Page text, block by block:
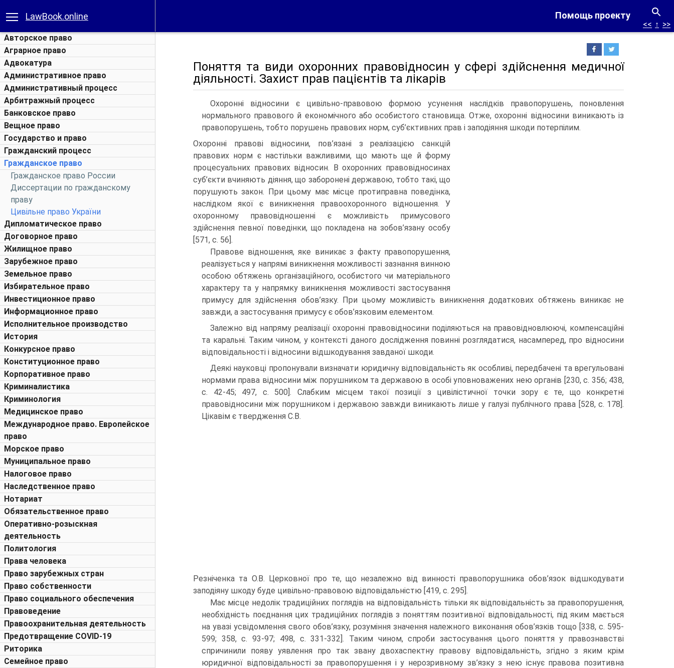
Помощь проекту
LawBook.online
Авторское право
Аграрное право
Адвокатура
Административное право
Административный процесс
Арбитражный процесс
Банковское право
Вещное право
Государство и право
Гражданский процесс
Гражданское право
Гражданское право России
Диссертации по гражданскому
праву
Цивільне право України
Дипломатическое право
Договорное право
Жилищное право
Зарубежное право
Земельное право
Избирательное право
Инвестиционное право
Информационное право
Исполнительное производство
История
Конкурсное право
Конституционное право
Корпоративное право
Криминалистика
Криминология
Медицинское право
Международное право. Европейское
право
Морское право
Муниципальное право
Налоговое право
Наследственное право
Нотариат
Обязательственное право
Оперативно-розыскная
деятельность
Политология
Права человека
Право зарубежных стран
Право собственности
Право социального обеспечения
Правоведение
Правоохранительная деятельность
Предотвращение COVID-19
Риторика
Семейное право
<< ↑ >>
Поняття та види охоронних правовідносин у сфері здійснення медичної
діяльності. Захист прав пацієнтів та лікарів
Охоронні відносини є цивільно-правовою формою усунення наслідків правопорушень, поновлення
нормального правового й економічного або особистого становища. Отже, охоронні відносини виникають із
правопорушень, тобто порушень правових норм, суб’єктивних прав і заподіяння шкоди потерпілим.
Охоронні правові відносини, пов’язані з реалізацією санкцій
правових норм є настільки важливими, що мають ще й форму
процесуальних правових відносин. В охоронних правовідносинах
суб’єкти вчиняють діяння, що заборонені державою, тобто такі, що
порушують закон. При цьому має місце протиправна поведінка,
наслідком якої є виникнення правоохоронного відношення. У
охоронному правовідношенні є можливість примусового
здійснення певної поведінки, що покладена на зобов’язану особу
[571, с. 56].
Правове відношення, яке виникає з факту правопорушення,
реалізується у напрямі виникнення можливості зазнання винною
особою обтяжень організаційного, особистого чи матеріального
характеру та у напрямку виникнення можливості застосування
примусу для здійснення обов’язку. При цьому можливість виникнення додаткових обтяжень виникає не
завжди, а застосування примусу є обов’язковим елементом.
Залежно від напряму реалізації охоронні правовідносини поділяються на правовідновлюючі, компенсаційні
та каральні. Таким чином, у контексті даного дослідження повинні розглядатися, насамперед, про відносини
відповідальності і відносини відшкодування завданої шкоди.
Деякі науковці пропонували визначати юридичну відповідальність як особливі, передбачені та врегульовані
нормами права відносини між порушником та державою в особі уповноважених нею органів [230, с. 356; 438,
с. 42-45; 497, с. 500]. Слабким місцем такої позиції з цивілістичної точки зору є те, що конкретні
правовідносини між порушником і державою завжди виникають лише у галузі публічного права [528, c. 178].
Цікавім є твердження С.В.
Резніченка та О.В. Церковної про те, що незалежно від винності правопорушника обов’язок відшкодувати
заподіяну шкоду буде цивільно-правовою відповідальністю [419, с. 295].
Має місце недолік традиційних поглядів на відповідальність тільки як відповідальність за правопорушення,
необхідність поєднання цих традиційних поглядів з поняттям позитивної відповідальності, під яким мається
на увазі усвідомлення свого обов’язку, розуміння значення належного виконання обов’язків тощо [338, с. 595-
599; 358, с. 93-97; 498, с. 331-332]. Таким чином, спроби застосування цього поняття у правознавстві
спричинили появу уявлення про так звану двохаспектну правову відповідальність, згідно з яким крім
юридичної відповідальності за правопорушення і у нерозривному зв’язку з нею існує правова позитивна